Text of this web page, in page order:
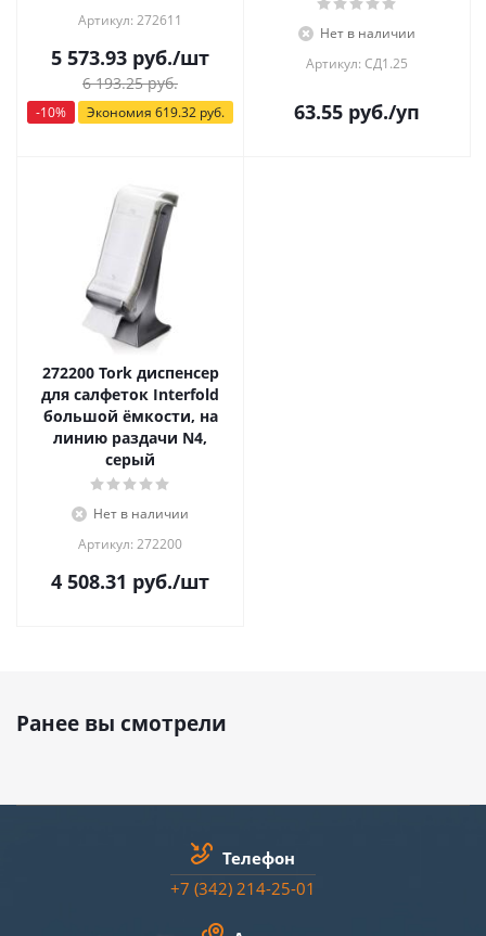
Артикул: 272611
5 573.93 руб./шт
6 193.25руб.
-10% Экономия 619.32 руб.
Нет в наличии
Артикул: СД1.25
63.55 руб./уп
272200 Tork диспенсер
для салфеток Interfold
большой ёмкости, на
линию раздачи N4,
серый
Нет в наличии
Артикул: 272200
4 508.31 руб./шт
Ранее вы смотрели
Телефон
+7 (342) 214-25-01